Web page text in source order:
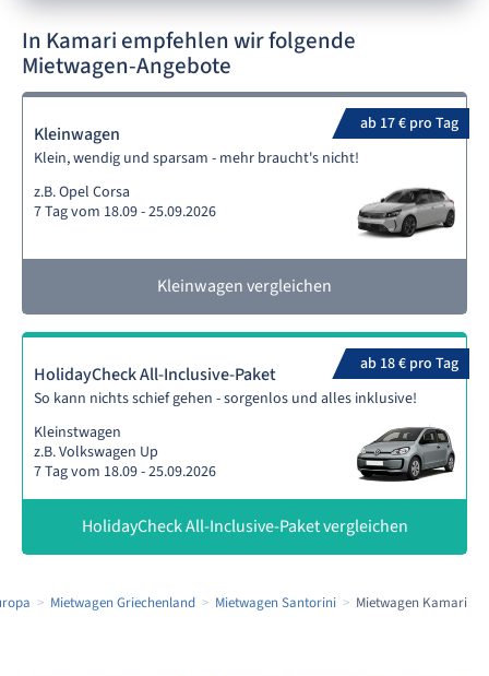
In Kamari empfehlen wir folgende
Mietwagen-Angebote
ab 17 € pro Tag
Kleinwagen
Klein, wendig und sparsam - mehr braucht's nicht!
z.B. Opel Corsa
7 Tag vom 18.09 - 25.09.2026
Kleinwagen vergleichen
ab 18 € pro Tag
HolidayCheck All-Inclusive-Paket
So kann nichts schief gehen - sorgenlos und alles inklusive!
Kleinstwagen
z.B. Volkswagen Up
7 Tag vom 18.09 - 25.09.2026
HolidayCheck All-Inclusive-Paket vergleichen
Mietwagen Griechenland Mietwagen Santorini Mietwagen Kamari